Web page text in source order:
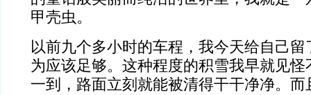
甲壳虫。
以前九个多小时的车程，我今天给自己
为应该足够。这种程度的积雪我早就见怪
一到，路面立刻就能被清得干干净净。而